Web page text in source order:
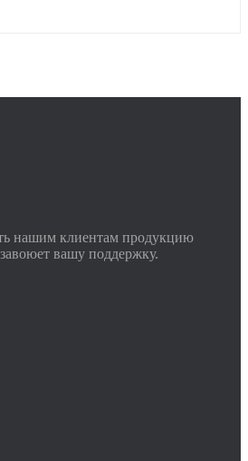
нашим клиентам продукцию
вашу поддержку.